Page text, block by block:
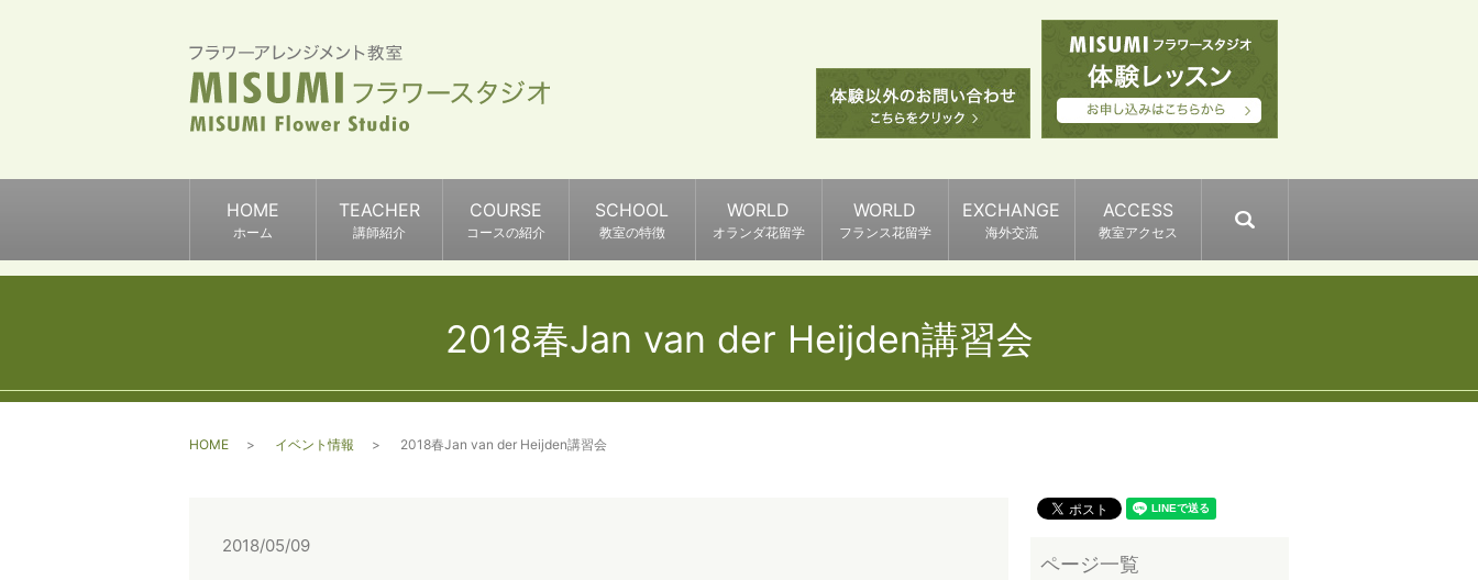
HOME
ホーム
TEACHER
講師紹介
COURSE
コースの紹介
SCHOOL
教室の特徴
WORLD
オランダ花留学
WORLD
フランス花留学
EXCHANGE
海外交流
ACCESS
教室アクセス
2018春Jan van der Heijden講習会
HOME イベント情報 2018春Jan van der Heijden講習会
2018/05/09